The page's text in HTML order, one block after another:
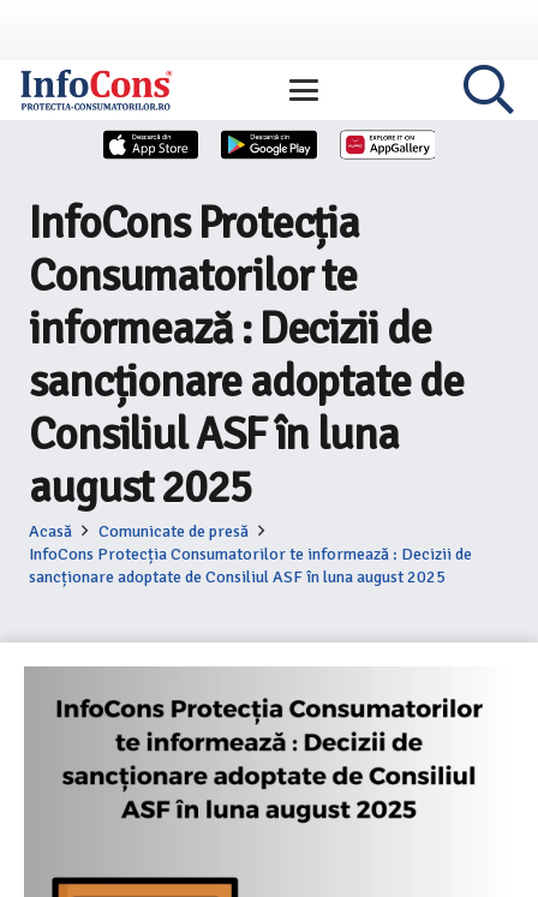
InfoCons Protecția
Consumatorilor te
informează : Decizii de
sancționare adoptate de
Consiliul ASF în luna
august 2025
Acasă
Comunicate de presă
InfoCons Protecția Consumatorilor te informează : Decizii de
sancționare adoptate de Consiliul ASF în luna august 2025